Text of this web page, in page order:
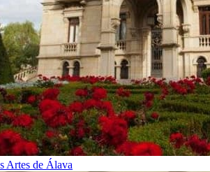
Artes de Álava